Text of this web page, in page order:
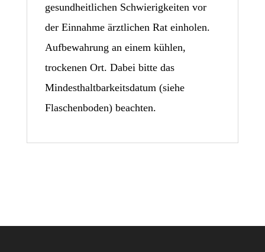
gesundheitlichen Schwierigkeiten vor
der Einnahme ärztlichen Rat einholen.
Aufbewahrung an einem kühlen,
trockenen Ort. Dabei bitte das
Mindesthaltbarkeitsdatum (siehe
Flaschenboden) beachten.